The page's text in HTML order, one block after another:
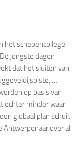
het schepencollege
jongste dagen
dat het sluiten van
….
op basis van
echter minder waar.
globaal plan schuil.
Antwerpenaar over al